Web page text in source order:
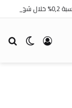
معهد الإحصاء: مؤشر أسعار الاستهلاك يرتفع بنسبة 0,2% خلال شهر جويلية 2026
الوضع تسجيل